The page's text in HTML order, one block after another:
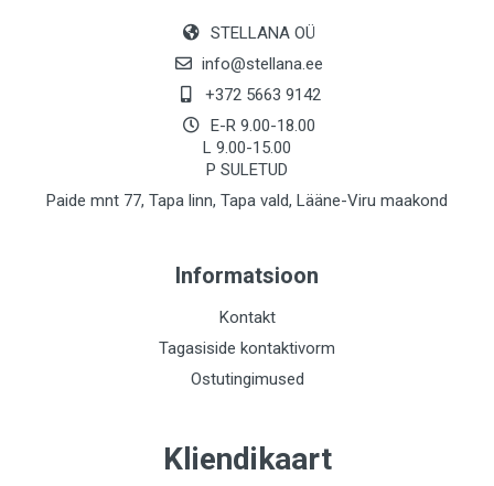
STELLANA OÜ
info@stellana.ee
+372 5663 9142
E-R 9.00-18.00
L 9.00-15.00
P SULETUD
Paide mnt 77, Tapa linn, Tapa vald, Lääne-Viru maakond
Informatsioon
Kontakt
Tagasiside kontaktivorm
Ostutingimused
Kliendikaart